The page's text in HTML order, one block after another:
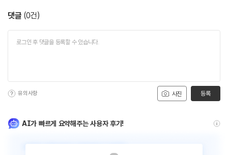
댓글 (0건)
사진
유의사항 등록
AI가 빠르게 요약해주는 사용자 후기!